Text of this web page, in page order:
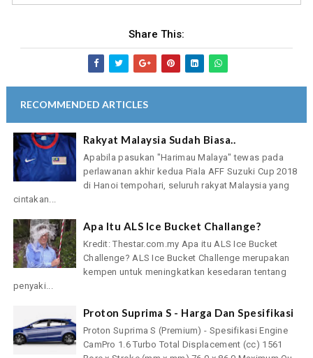
Share This:
RECOMMENDED ARTICLES
Rakyat Malaysia Sudah Biasa..
Apabila pasukan "Harimau Malaya" tewas pada
perlawanan akhir kedua Piala AFF Suzuki Cup 2018
di Hanoi tempohari, seluruh rakyat Malaysia yang
cintakan...
Apa Itu ALS Ice Bucket Challange?
Kredit: Thestar.com.my Apa itu ALS Ice Bucket
Challenge? ALS Ice Bucket Challenge merupakan
kempen untuk meningkatkan kesedaran tentang
penyaki...
Proton Suprima S - Harga Dan Spesifikasi
Proton Suprima S (Premium) - Spesifikasi Engine
CamPro 1.6 Turbo Total Displacement (cc) 1561